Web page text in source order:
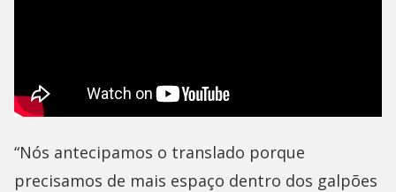
“Nós antecipamos o translado porque
precisamos de mais espaço dentro dos galpões